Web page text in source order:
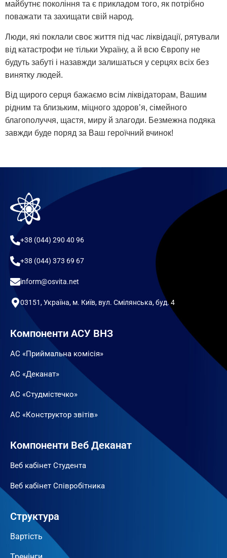
майбутнє покоління та є прикладом того, як потрібно
поважати та захищати свій народ.
Люди, які поклали своє життя під час ліквідації, рятували
від катастрофи не тільки Україну, а й всю Європу не
будуть забуті і назавжди залишаться у серцях всіх без
винятку людей.
Від щирого серця бажаємо всім ліквідаторам, Вашим
рідним та близьким, міцного здоров’я, сімейного
благополуччя, щастя, миру й злагоди. Безмежна подяка
завжди буде поряд за Ваш героїчний вчинок!
+38 (044) 290 40 96
+38 (044) 373 69 67
inform@osvita.net
03151, Україна, м. Київ, вул. Смілянська, буд. 4
Компоненти АСУ ВНЗ
АС «Приймальна комісія»
АС «Деканат»
АС «Студмістечко»
АС «Конструктор звітів»
Компоненти Веб Деканат
Веб кабінет Студента
Веб кабінет Співробітника
Структура
Вартість